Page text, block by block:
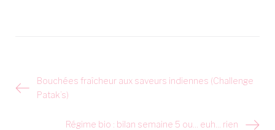
Navigation
de
l’article
Bouchées fraîcheur aux saveurs indiennes (Challenge
Patak’s)
Régime bio : bilan semaine 5 ou… euh… rien